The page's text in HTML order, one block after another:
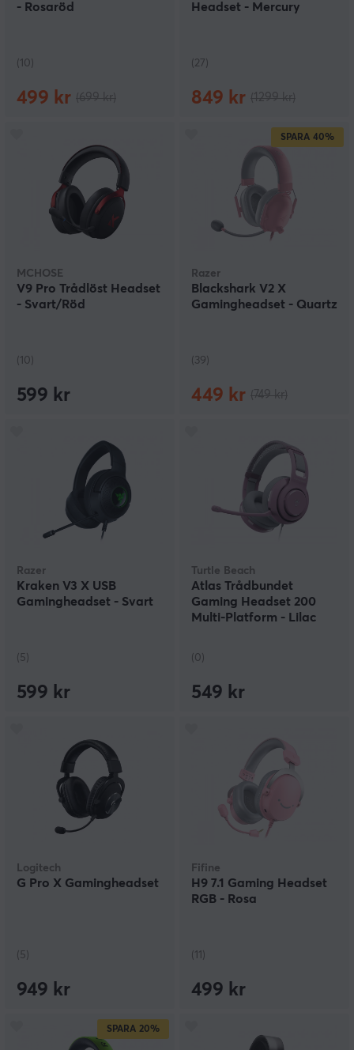
- Rosaröd
(10)
499 kr
Headset - Mercury
(27)
849 kr
MCHOSE
V9 Pro Trådlöst Headset
- Svart/Röd
(10)
599 kr
SPARA 40%
Razer
Blackshark V2 X
Gamingheadset - Quartz
(39)
449 kr
Razer
Kraken V3 X USB
Gamingheadset - Svart
(5)
599 kr
Turtle Beach
Atlas Trådbundet
Gaming Headset 200
Multi-Platform - Lilac
(0)
549 kr
Logitech
G Pro X Gamingheadset
(5)
949 kr
Fifine
H9 7.1 Gaming Headset
RGB - Rosa
(11)
499 kr
SPARA 20%